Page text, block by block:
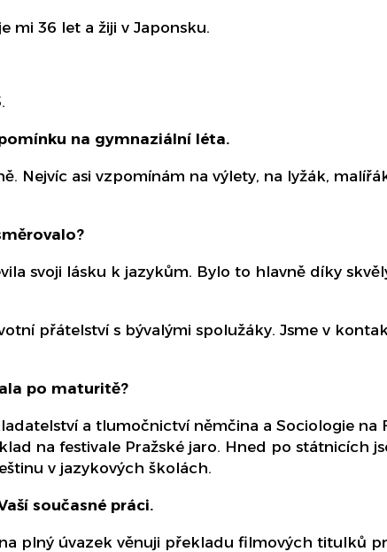
mi 36 let a žiji v Japonsku.
na gymnaziální léta.
Nejvíc asi vzpomínám na výlety, na lyžák,
svoji lásku k jazykům. Bylo to hlavně díky
přátelství s bývalými spolužáky. Jsme v
po maturitě?
a tlumočnictví němčina a Sociologie na
na festivale Pražské jaro. Hned po státnicích
v jazykových školách.
současné práci.
plný úvazek věnuji překladu filmových titulků